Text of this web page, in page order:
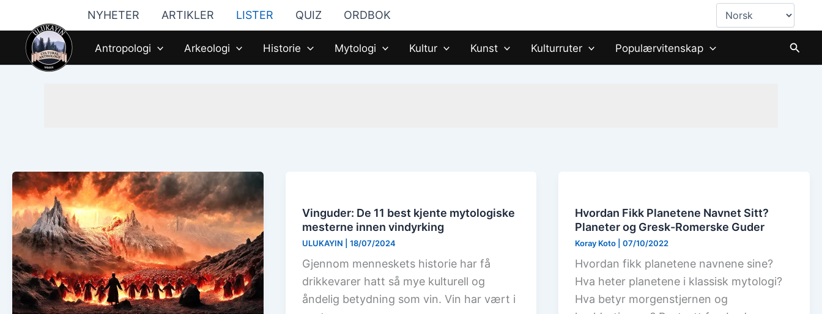
innhald
NYHETER ARTIKLER LISTER QUIZ ORDBOK
Choose
language
Antropologi Arkeologi Historie Mytologi Kultur Kunst Kulturruter Populærvitenskap Søk
Vinguder: De 11 best kjente mytologiske
mesterne innen vindyrking
ULUKAYIN 18/07/2024
Gjennom menneskets historie har få
drikkevarer hatt så mye kulturell og
åndelig betydning som vin. Vin har vært i
Hvordan Fikk Planetene Navnet Sitt?
Planeter og Gresk-Romerske Guder
Koray Koto |07/10/2022
Hvordan fikk planetene navnene sine?
Hva heter planetene i klassisk mytologi?
Hva betyr morgenstjernen og